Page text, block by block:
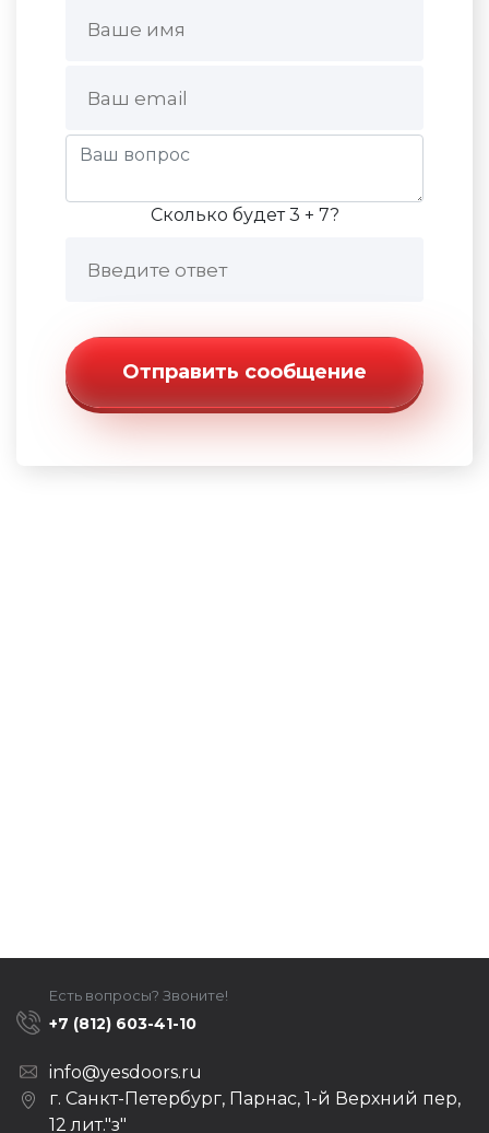
Сколько будет 3 + 7?
Отправить сообщение
Есть вопросы? Звоните!
+7 (812) 603-41-10
info@yesdoors.ru
г. Санкт-Петербург, Парнас, 1-й Верхний пер,
12 лит."з"